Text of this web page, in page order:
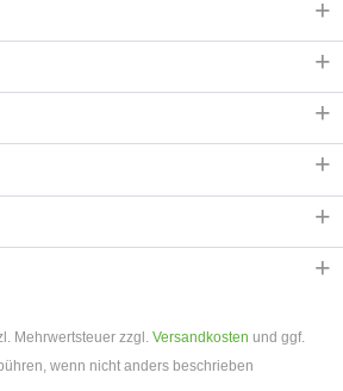
Mehrwertsteuer zzgl. Versandkosten und ggf.
wenn nicht anders beschrieben